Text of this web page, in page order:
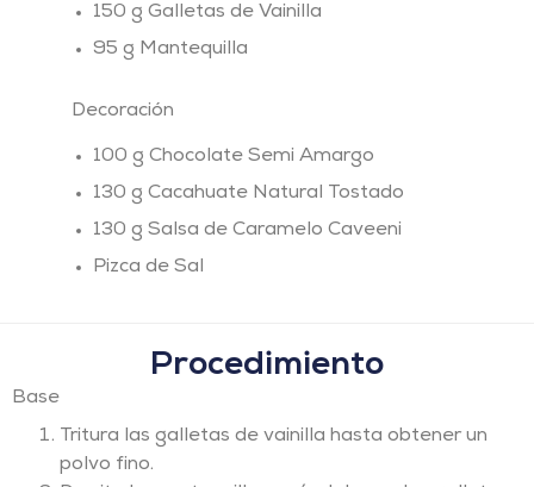
150 g Galletas de Vainilla
95 g Mantequilla
Decoración
100 g Chocolate Semi Amargo
130 g Cacahuate Natural Tostado
130 g Salsa de Caramelo Caveeni
Pizca de Sal
Procedimiento
Base
Tritura las galletas de vainilla hasta obtener un
polvo fino.